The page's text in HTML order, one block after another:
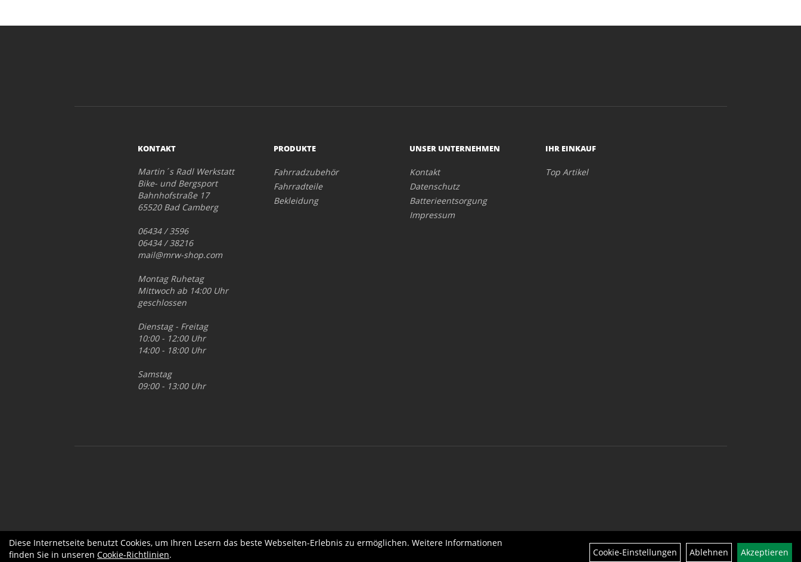
KONTAKT
Martin´s Radl Werkstatt
Bike- und Bergsport
Bahnhofstraße 17
65520 Bad Camberg
06434 / 3596
06434 / 38216
mail@mrw-shop.com
Montag Ruhetag
Mittwoch ab 14:00 Uhr
geschlossen
Dienstag - Freitag
10:00 - 12:00 Uhr
14:00 - 18:00 Uhr
Samstag
09:00 - 13:00 Uhr
PRODUKTE
Fahrradzubehör
Fahrradteile
Bekleidung
UNSER UNTERNEHMEN
Kontakt
Datenschutz
Batterieentsorgung
Impressum
IHR EINKAUF
Top Artikel
Diese Internetseite benutzt Cookies, um Ihren Lesern das beste Webseiten-Erlebnis zu ermöglichen. Weitere Informationen
finden Sie in unseren Cookie-Richtlinien. Cookie-Einstellungen Ablehnen Akzeptieren